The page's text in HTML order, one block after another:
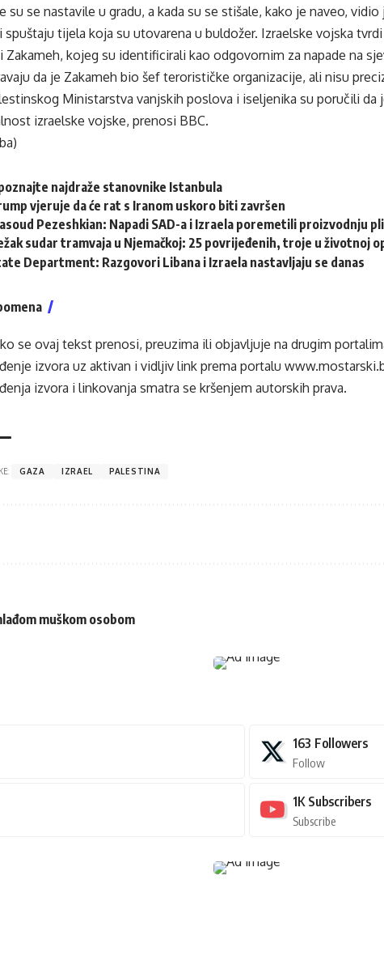
su se nastavile u gradu, a kada su se stišale, kako je naveo,
spuštaju tijela koja su utovarena u buldožer. Izraelske vojska
Zakameh, kojeg su identificirali kao odgovornim za napade na
da je Zakameh bio šef terorističke organizacije, ali nisu
Ministarstva vanjskih poslova i iseljenika su poručili
izraelske vojske, prenosi BBC.
najdraže stanovnike Istanbula
vjeruje da će rat s Iranom uskoro biti završen
Pezeshkian: Napadi SAD-a i Izraela poremetili proizvodnju
sudar tramvaja u Njemačkoj: 25 povrijeđenih, troje u životnoj
Department: Razgovori Libana i Izraela nastavljaju se danas
se ovaj tekst prenosi, preuzima ili objavljuje na drugim
izvora uz aktivan i vidljiv link prema portalu
izvora i linkovanja smatra se kršenjem autorskih prava.
GAZA IZRAEL PALESTINA
muškom osobom
163 Followers
Follow
1K Subscribers
Subscribe